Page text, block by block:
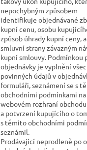
nepochybným způsobem
identifikuje objednávané
kupní cenu, osobu
způsob úhrady kupní ceny,
smluvní strany závazným
kupní smlouvy. Podmínkou
objednávky je vyplnění
povinných údajů v
formuláři, seznámení se s
obchodními podmínkami na
webovém rozhraní obchodu
a potvrzení kupujícího o
s těmito obchodními
seznámil.
Prodávající neprodleně po